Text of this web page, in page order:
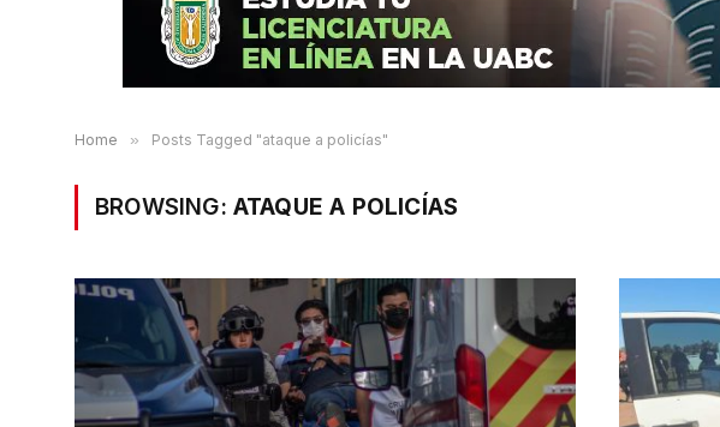
Home » Posts Tagged "ataque a policías"
BROWSING: ATAQUE A POLICÍAS